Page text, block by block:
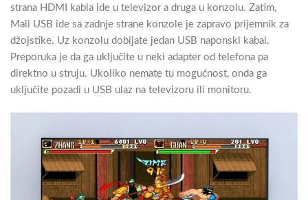
strana HDMI kabla ide u televizor a druga u konzolu. Zatim,
Mali USB ide sa zadnje strane konzole je zapravo prijemnik za
džojstike. Uz konzolu dobijate jedan USB naponski kabal.
Preporuka je da ga uključite u neki adapter od telefona pa
direktno u struju. Ukoliko nemate tu mogućnost, onda ga
uključite pozadi u USB ulaz na televizoru ili monitoru.